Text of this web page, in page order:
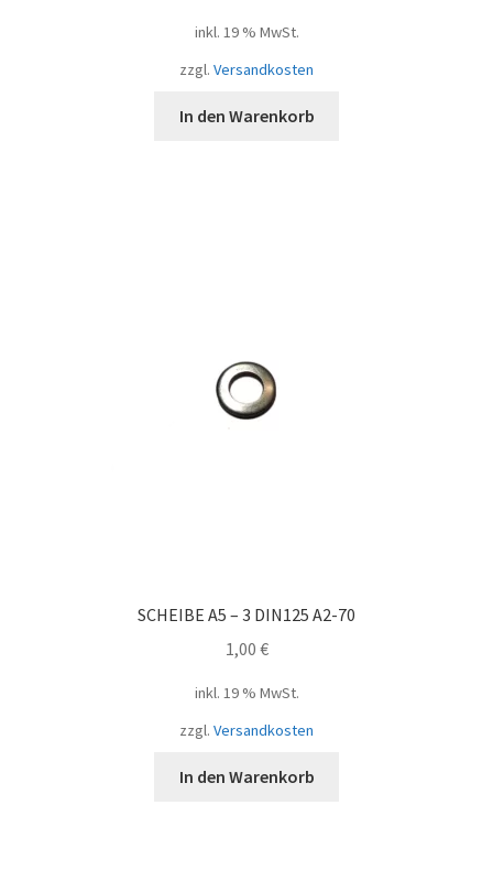
inkl. 19 % MwSt.
zzgl. Versandkosten
In den Warenkorb
SCHEIBE A5 – 3 DIN125 A2-70
1,00 €
inkl. 19 % MwSt.
zzgl. Versandkosten
In den Warenkorb